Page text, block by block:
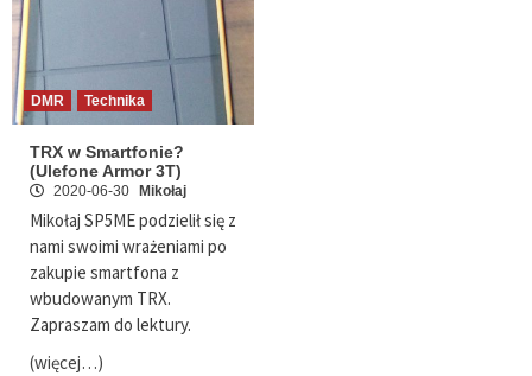
DMR Technika
TRX w Smartfonie?
(Ulefone Armor 3T)
2020-06-30 Mikołaj
Mikołaj SP5ME podzielił się z
nami swoimi wrażeniami po
zakupie smartfona z
wbudowanym TRX.
Zapraszam do lektury.
(więcej…)